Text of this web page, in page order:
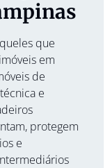
que
em
de
e
protegem
e